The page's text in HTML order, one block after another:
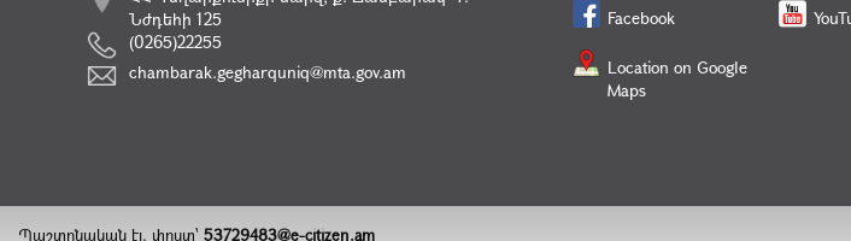
Նժդեհի 125
(0265)22255
chambarak.gegharquniq@mta.gov.am
Facebook
Location on Google
Maps
Պաշտոնական էլ. փոստ` 53729483@e-citizen.am